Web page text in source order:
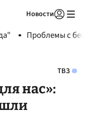
Новости
Проблемы с
ТВЗ
нас»: